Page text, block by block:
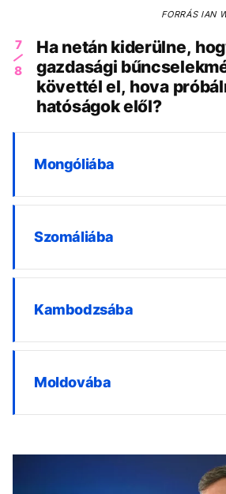
FORRÁSIAN
7
8
Ha netán kiderülne,
gazdasági
követtél el, hova
hatóságok elől?
Mongóliába
Szomáliába
Kambodzsába
Moldovába